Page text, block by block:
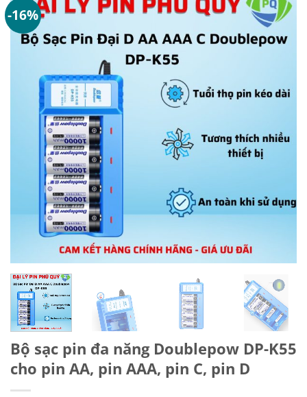
-16%
Bộ sạc pin đa năng Doublepow DP-K55
cho pin AA, pin AAA, pin C, pin D